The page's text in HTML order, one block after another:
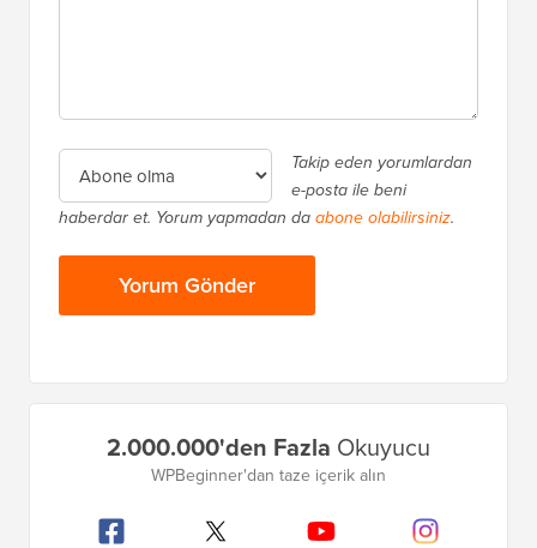
Takip eden yorumlardan
e-posta ile beni
haberdar et. Yorum yapmadan daabone olabilirsiniz.
2.000.000'den Fazla Okuyucu
WPBeginner'dan taze içerik alın